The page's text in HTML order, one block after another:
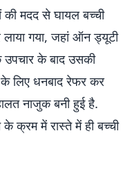
की मदद से घायल बच्ची
लाया गया, जहां ऑन ड्यूटी
उपचार के बाद उसकी
लिए धनबाद रेफर कर
नाजुक बनी हुई है.
क्रम में रास्ते में ही बच्ची